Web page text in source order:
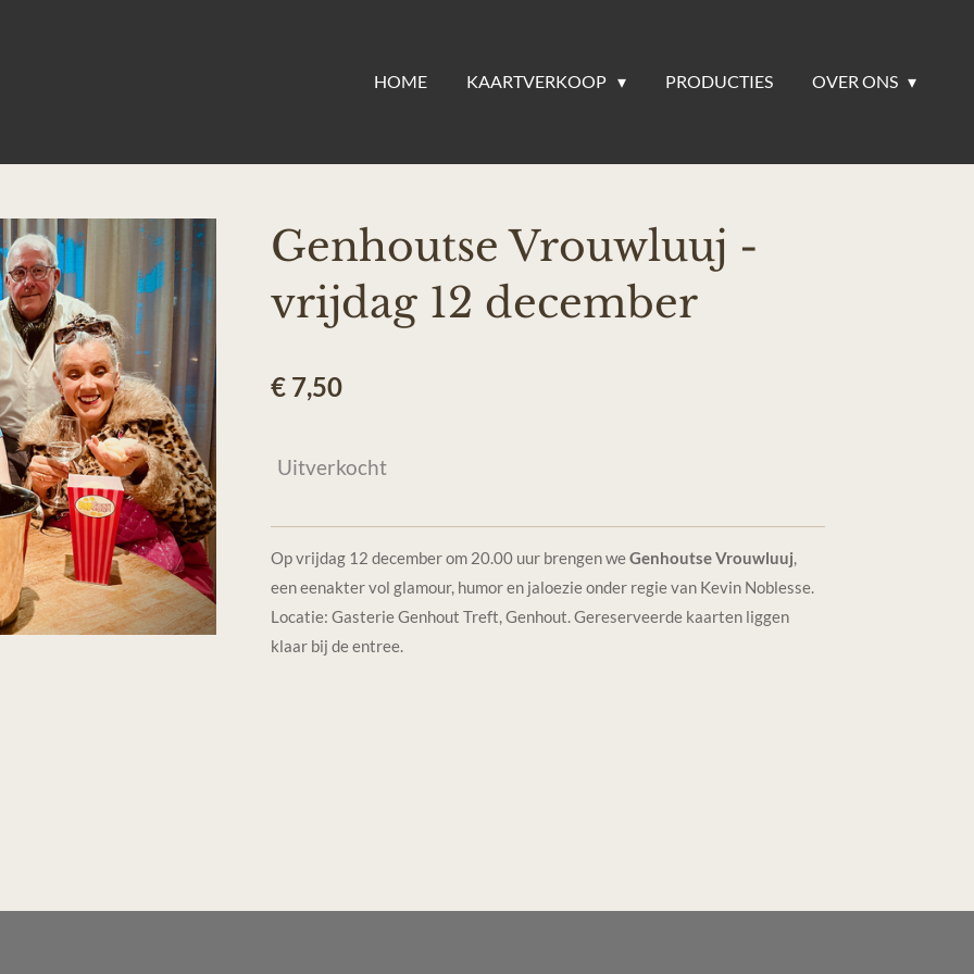
HOME KAARTVERKOOP PRODUCTIES OVER ONS
Genhoutse Vrouwluuj -
vrijdag 12 december
€ 7,50
Uitverkocht
Op vrijdag 12 decemberom 20.00 uur brengen weGenhoutse Vrouwluuj,
een eenakter vol glamour, humor en jaloezieonder regie van Kevin Noblesse.
Locatie: Gasterie Genhout Treft, Genhout. Gereserveerde kaarten liggen
klaar bij de entree.